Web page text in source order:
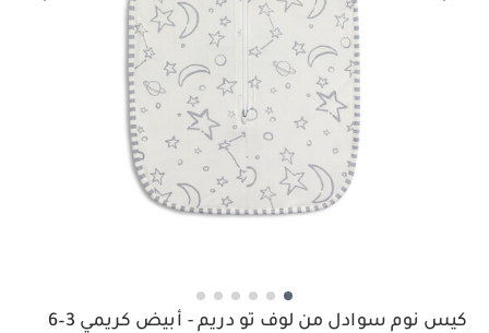
كيس نوم سوادل من لوف تو دريم - أبيض كريمي 3–6